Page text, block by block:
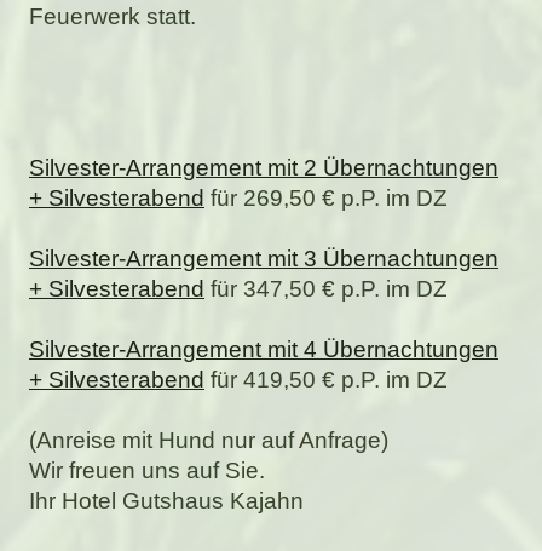
Feuerwerk statt.
Silvester-Arrangement mit 2 Übernachtungen
+ Silvesterabend für 269,50 € p.P. im DZ
Silvester-Arrangement mit 3 Übernachtungen
+ Silvesterabend für 347,50 € p.P. im DZ
Silvester-Arrangement mit 4 Übernachtungen
+ Silvesterabend für 419,50 € p.P. im DZ
(Anreise mit Hund nur auf Anfrage)
Wir freuen uns auf Sie.
Ihr Hotel Gutshaus Kajahn